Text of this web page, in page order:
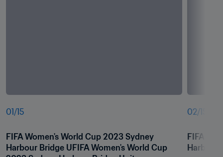
01 /15
FIFA Women's World Cup 2023 Sydney
Harbour Bridge UFIFA Women's World Cup
02/15
FIFA
Harbour